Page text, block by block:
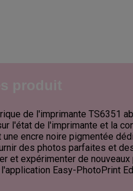
de l'imprimante TS6351
l'état de l'imprimante et la
encre noire pigmentée
des photos parfaites et
et expérimenter de
Easy-PhotoPrint